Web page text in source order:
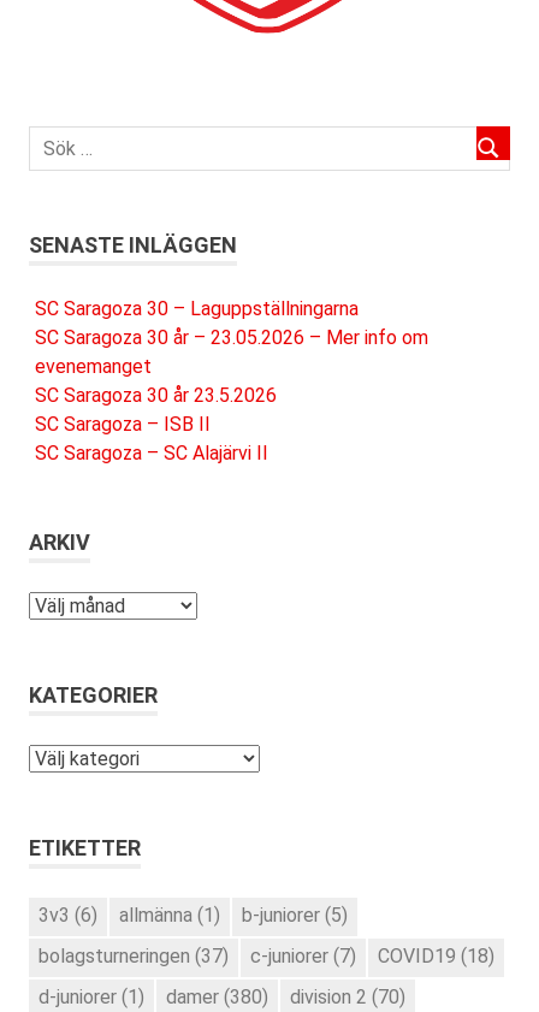
SENASTE INLÄGGEN
SC Saragoza 30 – Laguppställningarna
SC Saragoza 30 år – 23.05.2026 – Mer info om
evenemanget
SC Saragoza 30 år 23.5.2026
SC Saragoza – ISB II
SC Saragoza – SC Alajärvi II
ARKIV
Arkiv
KATEGORIER
Kategorier
ETIKETTER
3v3 (6) allmänna (1) b-juniorer (5)
bolagsturneringen (37) c-juniorer (7) COVID19 (18)
d-juniorer (1) damer (380) division 2 (70)